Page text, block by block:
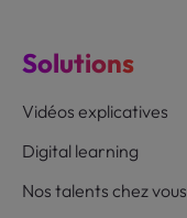
Solutions
Vidéos explicatives
Digital learning
Nos talents chez vous